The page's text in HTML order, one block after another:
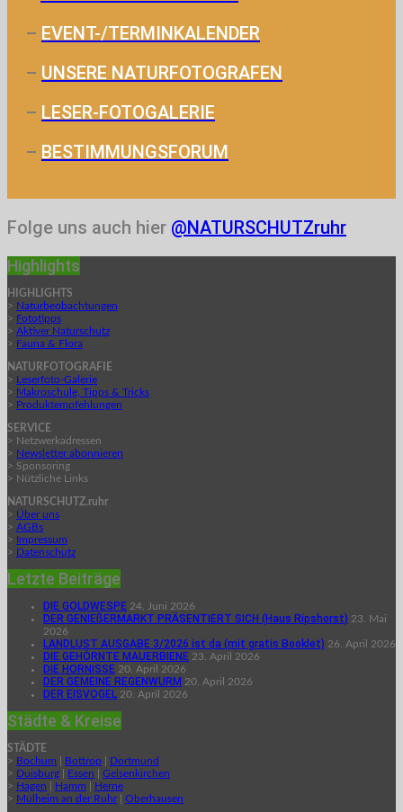
– EVENT-/TERMINKALENDER
– UNSERE NATURFOTOGRAFEN
– LESER-FOTOGALERIE
– BESTIMMUNGSFORUM
Folge uns auch hier @NATURSCHUTZruhr
Highlights
HIGHLIGHTS
> Naturbeobachtungen
> Fototipps
> Aktiver Naturschutz
> Fauna & Flora
NATURFOTOGRAFIE
> Leserfoto-Galerie
> Makroschule, Tipps & Tricks
> Produktempfehlungen
SERVICE
> Netzwerkadressen
> Newsletter abonnieren
> Sponsoring
> Nützliche Links
NATURSCHUTZ.ruhr
> Über uns
> AGBs
> Impressum
> Datenschutz
Letzte Beiträge
DIE GOLDWESPE 24. Juni 2026
DER GENIEßERMARKT PRÄSENTIERT SICH (Haus Ripshorst) 23. Mai
2026
LANDLUST AUSGABE 3/2026 ist da (mit gratis Booklet) 26. April 2026
DIE GEHÖRNTE MAUERBIENE 23. April 2026
DIE HORNISSE 20. April 2026
DER GEMEINE REGENWURM 20. April 2026
DER EISVOGEL 20. April 2026
Städte & Kreise
STÄDTE
> Bochum Bottrop
Dortmund
> Duisburg Essen
Gelsenkirchen
> Hagen Hamm
Herne
> Mülheim an der Ruhr| Oberhausen